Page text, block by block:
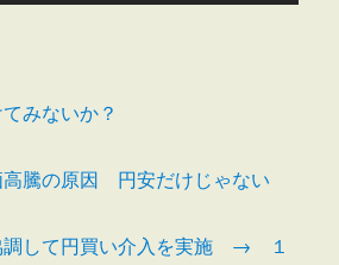
みないか？
高騰の原因 円安だけじゃない
調して円買い介入を実施 → １